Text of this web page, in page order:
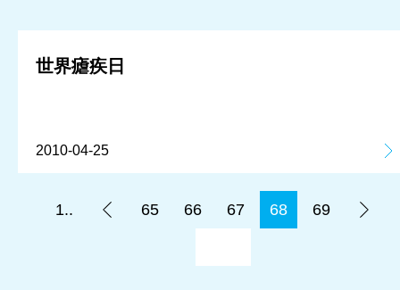
世界瘧疾日
2010-04-25
1.. 65 66 67 68 69